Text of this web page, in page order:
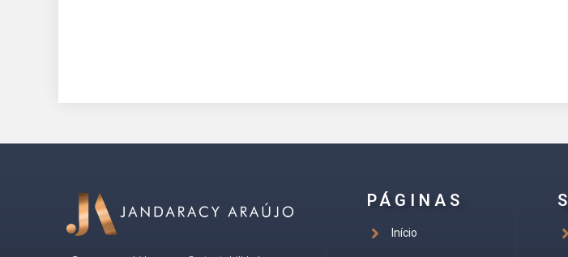
PÁGINAS
Início